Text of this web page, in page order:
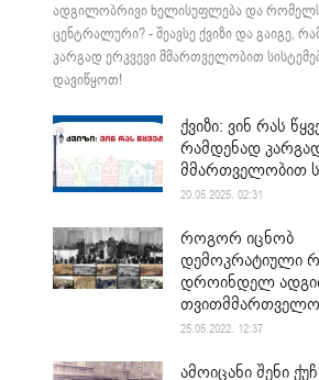
ადგილობრივი ხელისუფლება და
ცენტრალური? - შეავსე ქვიზი და გაიგე,
კარგად ერკვევი მმართველობით
დავიწყოთ!
ქვიზი: ვინ რას
რამდენად
მმართველობით
20.05.2025. 02:31
როგორ იცნობ
დემოკრატიული
დროინდელ
25.05.2022. 12:37
ამოიცანი შენი